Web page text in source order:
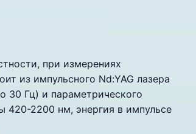
при измерениях
из импульсного Nd:YAG лазера
30 Гц) и параметрического
420-2200 нм, энергия в импульсе